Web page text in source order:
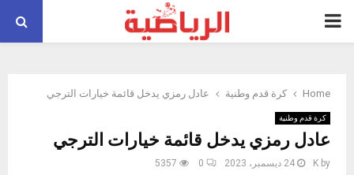
PRIMARY
Home كرة قدم وطنية عادل رمزي يدخل قائمة خيارات الترجي
كرة قدم وطنية
عادل رمزي يدخل قائمة خيارات الترجي
by
K 24 ديسمبر، 2023 0
5357